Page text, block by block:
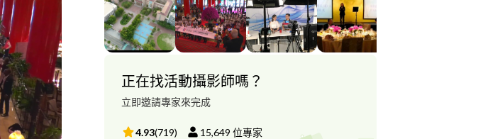
正在找活動攝影師嗎？
立即邀請專家來完成
4.93(719) 15,649 位專家